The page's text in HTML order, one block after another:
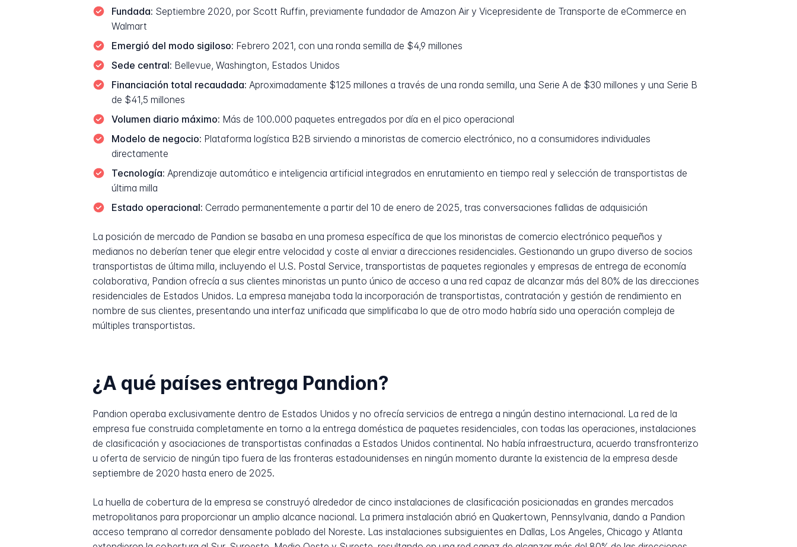
Fundada: Septiembre 2020, por Scott Ruffin, previamente fundador de Amazon Air y Vicepresidente de Transporte de eCommerce en
Walmart
Emergió del modo sigiloso: Febrero 2021, con una ronda semilla de $4,9 millones
Sede central: Bellevue, Washington, Estados Unidos
Financiación total recaudada: Aproximadamente $125 millones a través de una ronda semilla, una Serie A de $30 millones y una Serie B
de $41,5 millones
Volumen diario máximo: Más de 100.000 paquetes entregados por día en el pico operacional
Modelo de negocio: Plataforma logística B2B sirviendo a minoristas de comercio electrónico, no a consumidores individuales
directamente
Tecnología: Aprendizaje automático e inteligencia artificial integrados en enrutamiento en tiempo real y selección de transportistas de
última milla
Estado operacional: Cerrado permanentemente a partir del 10 de enero de 2025, tras conversaciones fallidas de adquisición
La posición de mercado de Pandion se basaba en una promesa específica de que los minoristas de comercio electrónico pequeños y
medianos no deberían tener que elegir entre velocidad y coste al enviar a direcciones residenciales. Gestionando un grupo diverso de socios
transportistas de última milla, incluyendo el U.S. Postal Service, transportistas de paquetes regionales y empresas de entrega de economía
colaborativa, Pandion ofrecía a sus clientes minoristas un punto único de acceso a una red capaz de alcanzar más del 80% de las direcciones
residenciales de Estados Unidos. La empresa manejaba toda la incorporación de transportistas, contratación y gestión de rendimiento en
nombre de sus clientes, presentando una interfaz unificada que simplificaba lo que de otro modo habría sido una operación compleja de
múltiples transportistas.
¿A qué países entrega Pandion?
Pandion operaba exclusivamente dentro de Estados Unidos y no ofrecía servicios de entrega a ningún destino internacional. La red de la
empresa fue construida completamente en torno a la entrega doméstica de paquetes residenciales, con todas las operaciones, instalaciones
de clasificación y asociaciones de transportistas confinadas a Estados Unidos continental. No había infraestructura, acuerdo transfronterizo
u oferta de servicio de ningún tipo fuera de las fronteras estadounidenses en ningún momento durante la existencia de la empresa desde
septiembre de 2020 hasta enero de 2025.
La huella de cobertura de la empresa se construyó alrededor de cinco instalaciones de clasificación posicionadas en grandes mercados
metropolitanos para proporcionar un amplio alcance nacional. La primera instalación abrió en Quakertown, Pennsylvania, dando a Pandion
acceso temprano al corredor densamente poblado del Noreste. Las instalaciones subsiguientes en Dallas, Los Angeles, Chicago y Atlanta